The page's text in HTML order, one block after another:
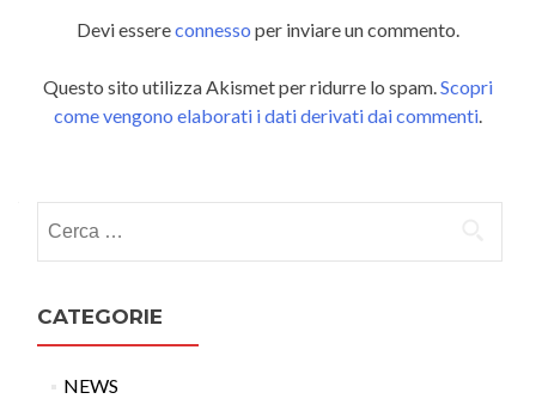
Devi essereconnesso per inviare un commento.
Questo sito utilizza Akismet per ridurre lo spam.Scopri
come vengono elaborati i dati derivati dai commenti.
per:
CATEGORIE
NEWS